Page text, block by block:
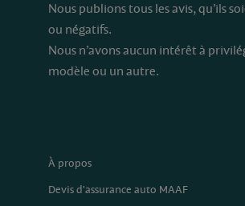
Nous publions tous les avis, qu’ils
ou négatifs.
Nous n’avons aucun intérêt à
modèle ou un autre.
À propos
Devis d'assurance auto MAAF